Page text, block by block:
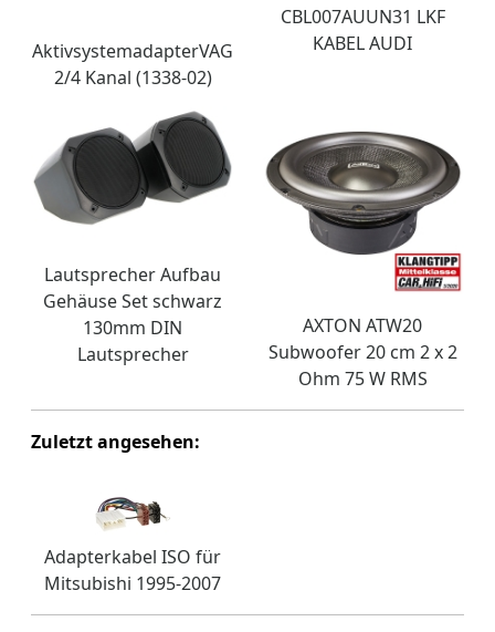
AktivsystemadapterVAG
2/4 Kanal (1338-02)
CBL007AUUN31 LKF
KABEL AUDI
Lautsprecher Aufbau
Gehäuse Set schwarz
130mm DIN
Lautsprecher
AXTON ATW20
Subwoofer 20 cm 2 x 2
Ohm 75 W RMS
Zuletzt angesehen:
Adapterkabel ISO für
Mitsubishi 1995-2007